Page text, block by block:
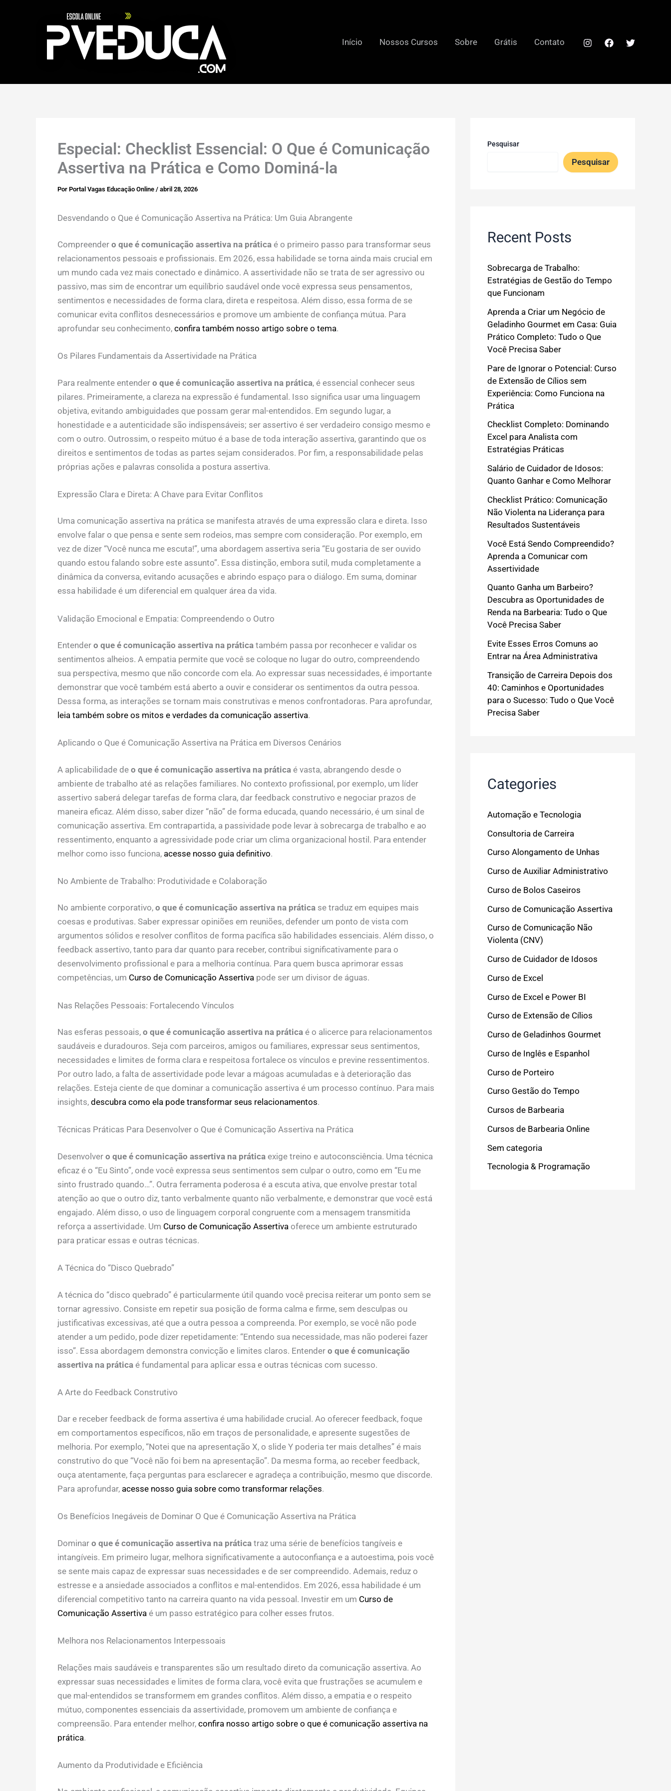
Início Nossos Cursos Sobre Grátis Contato
Especial: Checklist Essencial: O Que é Comunicação
Assertiva na Prática e Como Dominá-la
Por Portal Vagas Educação Online / abril 28, 2026
Desvendando o Que é Comunicação Assertiva na Prática: Um Guia Abrangente
Compreender o que é comunicação assertiva na práticaé o primeiro passo para transformar seus
relacionamentos pessoais e profissionais. Em 2026, essa habilidade se torna ainda mais crucial em
um mundo cada vez mais conectado e dinâmico. A assertividade não se trata de ser agressivo ou
passivo, mas sim de encontrar um equilíbrio saudável onde você expressa seus pensamentos,
sentimentos e necessidades de forma clara, direta e respeitosa. Além disso, essa forma de se
comunicar evita conflitos desnecessários e promove um ambiente de confiança mútua. Para
aprofundar seu conhecimento, confira também nosso artigo sobre o tema.
Os Pilares Fundamentais da Assertividade na Prática
Para realmente entender o que é comunicação assertiva na prática, é essencial conhecer seus
pilares. Primeiramente, a clareza na expressão é fundamental. Isso significa usar uma linguagem
objetiva, evitando ambiguidades que possam gerar mal-entendidos. Em segundo lugar, a
honestidade e a autenticidade são indispensáveis; ser assertivo é ser verdadeiro consigo mesmo e
com o outro. Outrossim, o respeito mútuo é a base de toda interação assertiva, garantindo que os
direitos e sentimentos de todas as partes sejam considerados. Por fim, a responsabilidade pelas
próprias ações e palavras consolida a postura assertiva.
Expressão Clara e Direta: A Chave para Evitar Conflitos
Uma comunicação assertiva na prática se manifesta através de uma expressão clara e direta. Isso
envolve falar o que pensa e sente sem rodeios, mas sempre com consideração. Por exemplo, em
vez de dizer “Você nunca me escuta!”, uma abordagem assertiva seria “Eu gostaria de ser ouvido
quando estou falando sobre este assunto”. Essa distinção, embora sutil, muda completamente a
dinâmica da conversa, evitando acusações e abrindo espaço para o diálogo. Em suma, dominar
essa habilidade é um diferencial em qualquer área da vida.
Validação Emocional e Empatia: Compreendendo o Outro
Entender o que é comunicação assertiva na práticatambém passa por reconhecer e validar os
sentimentos alheios. A empatia permite que você se coloque no lugar do outro, compreendendo
sua perspectiva, mesmo que não concorde com ela. Ao expressar suas necessidades, é importante
demonstrar que você também está aberto a ouvir e considerar os sentimentos da outra pessoa.
Dessa forma, as interações se tornam mais construtivas e menos confrontadoras. Para aprofundar,
leia também sobre os mitos e verdades da comunicação assertiva.
Aplicando o Que é Comunicação Assertiva na Prática em Diversos Cenários
A aplicabilidade de o que é comunicação assertiva na práticaé vasta, abrangendo desde o
ambiente de trabalho até as relações familiares. No contexto profissional, por exemplo, um líder
assertivo saberá delegar tarefas de forma clara, dar feedback construtivo e negociar prazos de
maneira eficaz. Além disso, saber dizer “não” de forma educada, quando necessário, é um sinal de
comunicação assertiva. Em contrapartida, a passividade pode levar à sobrecarga de trabalho e ao
ressentimento, enquanto a agressividade pode criar um clima organizacional hostil. Para entender
melhor como isso funciona, acesse nosso guia definitivo.
No Ambiente de Trabalho: Produtividade e Colaboração
No ambiente corporativo, o que é comunicação assertiva na práticase traduz em equipes mais
coesas e produtivas. Saber expressar opiniões em reuniões, defender um ponto de vista com
argumentos sólidos e resolver conflitos de forma pacífica são habilidades essenciais. Além disso, o
feedback assertivo, tanto para dar quanto para receber, contribui significativamente para o
desenvolvimento profissional e para a melhoria contínua. Para quem busca aprimorar essas
competências, um Curso de Comunicação Assertivapode ser um divisor de águas.
Nas Relações Pessoais: Fortalecendo Vínculos
Nas esferas pessoais, o que é comunicação assertiva na práticaé o alicerce para relacionamentos
saudáveis e duradouros. Seja com parceiros, amigos ou familiares, expressar seus sentimentos,
necessidades e limites de forma clara e respeitosa fortalece os vínculos e previne ressentimentos.
Por outro lado, a falta de assertividade pode levar a mágoas acumuladas e à deterioração das
relações. Esteja ciente de que dominar a comunicação assertiva é um processo contínuo. Para mais
insights, descubra como ela pode transformar seus relacionamentos.
Técnicas Práticas Para Desenvolver o Que é Comunicação Assertiva na Prática
Desenvolver o que é comunicação assertiva na práticaexige treino e autoconsciência. Uma técnica
eficaz é o “Eu Sinto”, onde você expressa seus sentimentos sem culpar o outro, como em “Eu me
sinto frustrado quando…”. Outra ferramenta poderosa é a escuta ativa, que envolve prestar total
atenção ao que o outro diz, tanto verbalmente quanto não verbalmente, e demonstrar que você está
engajado. Além disso, o uso de linguagem corporal congruente com a mensagem transmitida
reforça a assertividade. Um Curso de Comunicação Assertiva oferece um ambiente estruturado
para praticar essas e outras técnicas.
A Técnica do “Disco Quebrado”
A técnica do “disco quebrado” é particularmente útil quando você precisa reiterar um ponto sem se
tornar agressivo. Consiste em repetir sua posição de forma calma e firme, sem desculpas ou
justificativas excessivas, até que a outra pessoa a compreenda. Por exemplo, se você não pode
atender a um pedido, pode dizer repetidamente: “Entendo sua necessidade, mas não poderei fazer
isso”. Essa abordagem demonstra convicção e limites claros. Entender o que é comunicação
assertiva na práticaé fundamental para aplicar essa e outras técnicas com sucesso.
A Arte do Feedback Construtivo
Dar e receber feedback de forma assertiva é uma habilidade crucial. Ao oferecer feedback, foque
em comportamentos específicos, não em traços de personalidade, e apresente sugestões de
melhoria. Por exemplo, “Notei que na apresentação X, o slide Y poderia ter mais detalhes” é mais
construtivo do que “Você não foi bem na apresentação”. Da mesma forma, ao receber feedback,
ouça atentamente, faça perguntas para esclarecer e agradeça a contribuição, mesmo que discorde.
Para aprofundar, acesse nosso guia sobre como transformar relações.
Os Benefícios Inegáveis de Dominar O Que é Comunicação Assertiva na Prática
Dominar o que é comunicação assertiva na práticatraz uma série de benefícios tangíveis e
intangíveis. Em primeiro lugar, melhora significativamente a autoconfiança e a autoestima, pois você
se sente mais capaz de expressar suas necessidades e de ser compreendido. Ademais, reduz o
estresse e a ansiedade associados a conflitos e mal-entendidos. Em 2026, essa habilidade é um
diferencial competitivo tanto na carreira quanto na vida pessoal. Investir em um Curso de
Comunicação Assertiva é um passo estratégico para colher esses frutos.
Melhora nos Relacionamentos Interpessoais
Relações mais saudáveis e transparentes são um resultado direto da comunicação assertiva. Ao
expressar suas necessidades e limites de forma clara, você evita que frustrações se acumulem e
que mal-entendidos se transformem em grandes conflitos. Além disso, a empatia e o respeito
mútuo, componentes essenciais da assertividade, promovem um ambiente de confiança e
compreensão. Para entender melhor, confira nosso artigo sobre o que é comunicação assertiva na
prática.
Aumento da Produtividade e Eficiência
Pesquisar
Pesquisar
Recent Posts
Sobrecarga de Trabalho:
Estratégias de Gestão do Tempo
que Funcionam
Aprenda a Criar um Negócio de
Geladinho Gourmet em Casa: Guia
Prático Completo: Tudo o Que
Você Precisa Saber
Pare de Ignorar o Potencial: Curso
de Extensão de Cílios sem
Experiência: Como Funciona na
Prática
Checklist Completo: Dominando
Excel para Analista com
Estratégias Práticas
Salário de Cuidador de Idosos:
Quanto Ganhar e Como Melhorar
Checklist Prático: Comunicação
Não Violenta na Liderança para
Resultados Sustentáveis
Você Está Sendo Compreendido?
Aprenda a Comunicar com
Assertividade
Quanto Ganha um Barbeiro?
Descubra as Oportunidades de
Renda na Barbearia: Tudo o Que
Você Precisa Saber
Evite Esses Erros Comuns ao
Entrar na Área Administrativa
Transição de Carreira Depois dos
40: Caminhos e Oportunidades
para o Sucesso: Tudo o Que Você
Precisa Saber
Categories
Automação e Tecnologia
Consultoria de Carreira
Curso Alongamento de Unhas
Curso de Auxiliar Administrativo
Curso de Bolos Caseiros
Curso de Comunicação Assertiva
Curso de Comunicação Não
Violenta (CNV)
Curso de Cuidador de Idosos
Curso de Excel
Curso de Excel e Power BI
Curso de Extensão de Cílios
Curso de Geladinhos Gourmet
Curso de Inglês e Espanhol
Curso de Porteiro
Curso Gestão do Tempo
Cursos de Barbearia
Cursos de Barbearia Online
Sem categoria
Tecnologia & Programação